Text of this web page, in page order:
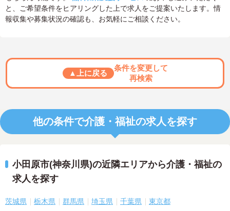
と、ご希望条件をヒアリングした上で求人をご提案いたします。情
報収集や募集状況の確認も、お気軽にご相談ください。
▲上に戻る
条件を変更して
再検索
他の条件で介護・福祉の求人を探す
小田原市(神奈川県)の近隣エリアから介護・福祉の
求人を探す
茨城県 栃木県 群馬県 埼玉県 千葉県 東京都